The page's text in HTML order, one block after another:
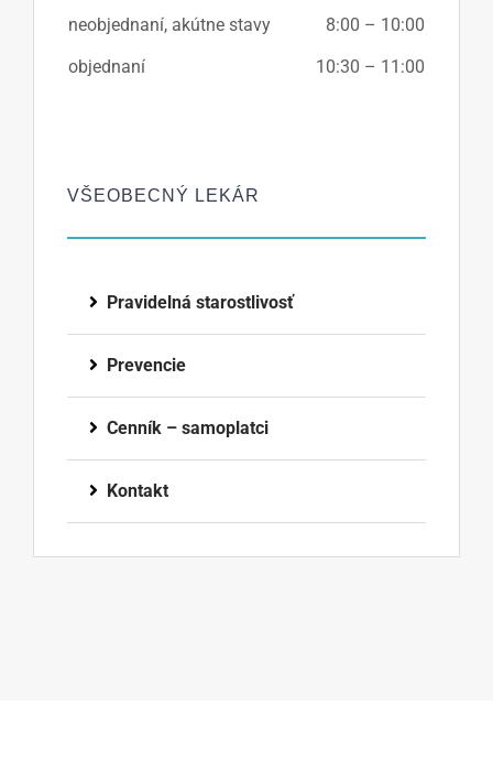
neobjednaní, akútne stavy
8:00 – 10:00
objednaní
10:30 – 11:00
VŠEOBECNÝ LEKÁR
Pravidelná starostlivosť
Prevencie
Cenník – samoplatci
Kontakt